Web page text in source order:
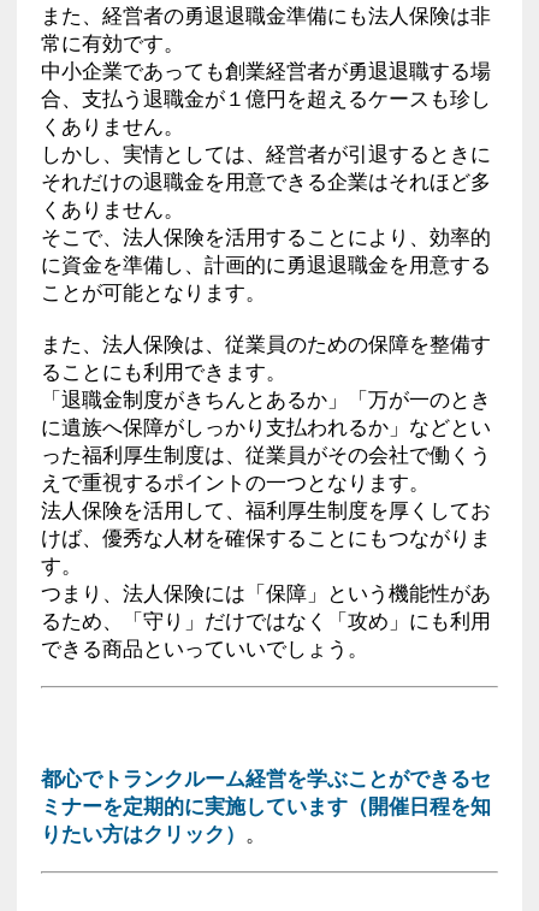
また、経営者の勇退退職金準備にも法人保険は非
常に有効です。
中小企業であっても創業経営者が勇退退職する場
合、支払う退職金が１億円を超えるケースも珍し
くありません。
しかし、実情としては、経営者が引退するときに
それだけの退職金を用意できる企業はそれほど多
くありません。
そこで、法人保険を活用することにより、効率的
に資金を準備し、計画的に勇退退職金を用意する
ことが可能となります。
また、法人保険は、従業員のための保障を整備す
ることにも利用できます。
「退職金制度がきちんとあるか」「万が一のとき
に遺族へ保障がしっかり支払われるか」などとい
った福利厚生制度は、従業員がその会社で働くう
えで重視するポイントの一つとなります。
法人保険を活用して、福利厚生制度を厚くしてお
けば、優秀な人材を確保することにもつながりま
す。
つまり、法人保険には「保障」という機能性があ
るため、「守り」だけではなく「攻め」にも利用
できる商品といっていいでしょう。
都心でトランクルーム経営を学ぶことができるセ
ミナーを定期的に実施しています（開催日程を知
りたい方はクリック） 。